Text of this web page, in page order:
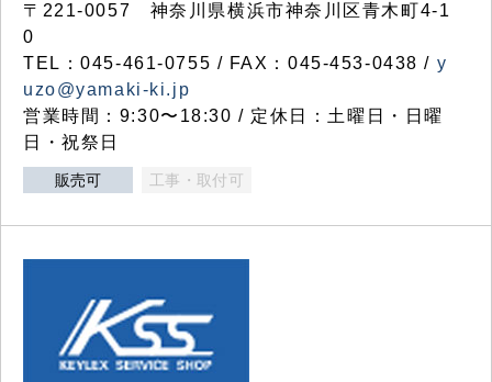
〒221-0057 神奈川県横浜市神奈川区青木町4-1
0
TEL：045-461-0755 / FAX：045-453-0438 / y
uzo@yamaki-ki.jp
営業時間：9:30〜18:30 / 定休日：土曜日・日曜
日・祝祭日
販売可 工事・取付可